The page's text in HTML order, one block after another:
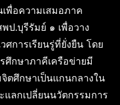
พื่อความเสมอภาค
ป.บุรีรัมย์ ๑ เพื่อวาง
การเรียนรู่ที่ยั่งยืน โดย
ศึกษาภาคีเครือข่ายมี
ตศึกษาเป็นแกนกลางใน
ลกเปลี่ยนนวัตกรรมการ